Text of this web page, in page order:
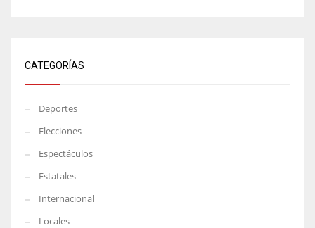
CATEGORÍAS
Deportes
Elecciones
Espectáculos
Estatales
Internacional
Locales